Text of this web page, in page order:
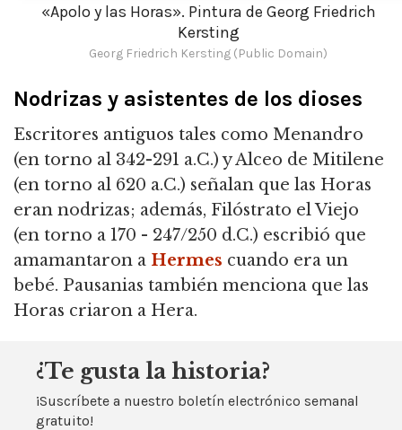
«Apolo y las Horas». Pintura de Georg Friedrich
Kersting
Georg Friedrich Kersting (Public Domain)
Nodrizas y asistentes de los dioses
Escritores antiguos tales como Menandro
(en torno al 342-291 a.C.) y Alceo de Mitilene
(en torno al 620 a.C.) señalan que las Horas
eran nodrizas; además, Filóstrato el Viejo
(en torno a 170 - 247/250 d.C.) escribió que
amamantaron a Hermes cuando era un
bebé. Pausanias también menciona que las
Horas criaron a Hera.
¿Te gusta la historia?
¡Suscríbete a nuestro boletín electrónico semanal
gratuito!